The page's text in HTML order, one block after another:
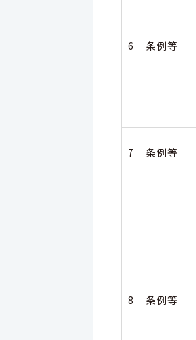
6 条例等
7 条例等
8 条例等